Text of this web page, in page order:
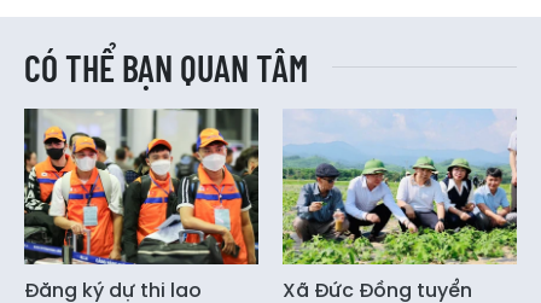
CÓ THỂ BẠN QUAN TÂM
Đăng ký dự thi lao
Xã Đức Đồng tuyển